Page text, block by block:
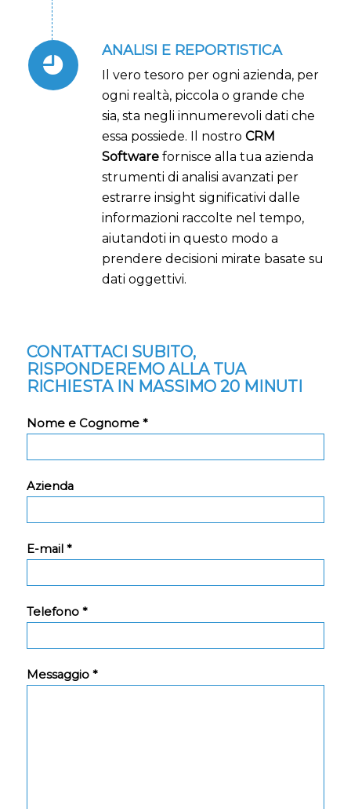
ANALISI E REPORTISTICA
Il vero tesoro per ogni azienda, per
ogni realtà, piccola o grande che
sia, sta negli innumerevoli dati che
essa possiede. Il nostro CRM
Softwarefornisce alla tua azienda
strumenti di analisi avanzati per
estrarre insight significativi dalle
informazioni raccolte nel tempo,
aiutandoti in questo modo a
prendere decisioni mirate basate su
dati oggettivi.
CONTATTACI SUBITO,
RISPONDEREMO ALLA TUA
RICHIESTA IN MASSIMO 20 MINUTI
Nome e Cognome *
Azienda
E-mail *
Telefono *
Messaggio *